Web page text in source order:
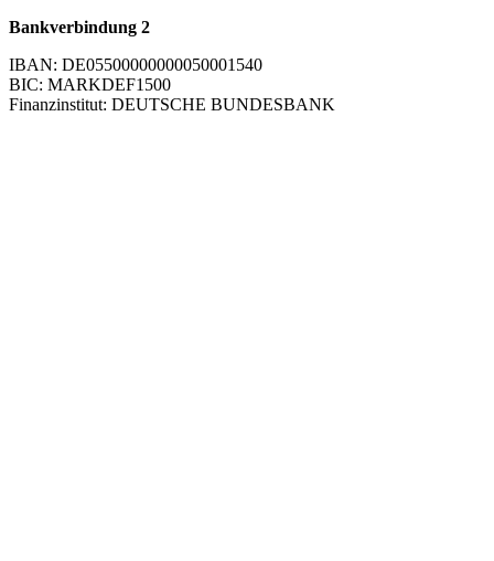
Bankverbindung 2
IBAN: DE05500000000050001540
BIC: MARKDEF1500
Finanzinstitut: DEUTSCHE BUNDESBANK